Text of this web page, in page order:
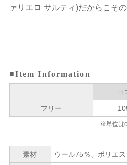
ァリエロ サルティ)だからこその
■Item Information
ヨ
フリー
※単位は
素材 ウール75％、ポリエ